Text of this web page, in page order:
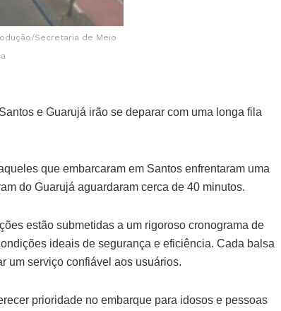
Secretaria de Meio
e Guarujá irão se deparar com uma longa fila
que embarcaram em Santos enfrentaram uma
do Guarujá aguardaram cerca de 40 minutos.
estão submetidas a um rigoroso cronograma de
ideais de segurança e eficiência. Cada balsa
um serviço confiável aos usuários.
prioridade no embarque para idosos e pessoas